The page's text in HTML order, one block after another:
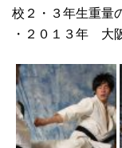
校２・３年生重
・２０１３年